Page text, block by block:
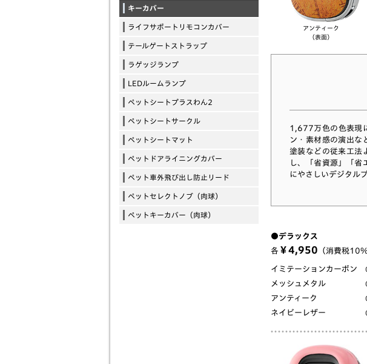
キーカバー
ライフサポートリモコンカバー
テールゲートストラップ
ラゲッジランプ
LEDルームランプ
ペットシートプラスわん2
ペットシートサークル
ペットシートマット
ペットドアライニングカバー
ペット車外飛び出し防止リード
ペットセレクトノブ（肉球）
ペットキーカバー（肉球）
アンティーク
（表面）
1,677万色の色表現
ン・素材感の演出な
塗装などの従来工法
し、「省資源」「省
にやさしいデジタル
●デラックス
各 ￥4,950 （消費税10
イミテーションカーボン
メッシュメタル
アンティーク
ネイビーレザー